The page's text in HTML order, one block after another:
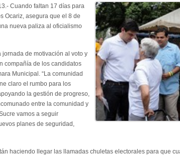
Cuando faltan 17 días para
Ocariz, asegura que el 8 de
nueva paliza al oficialismo
de motivación al voto y
compañía de los candidatos
Municipal. “La comunidad
claro el rumbo para los
la gestión de progreso,
entre la comunidad y
vamos a seguir
planes de seguridad,
haciendo llegar las llamadas chuletas electorales para que